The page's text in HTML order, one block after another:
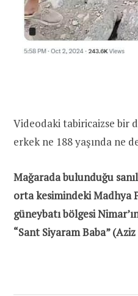
Videodaki tabiricaizse bir
erkek ne 188 yaşında ne
Mağarada bulunduğu
orta kesimindeki Madhya
güneybatı bölgesi
“Sant Siyaram Baba”